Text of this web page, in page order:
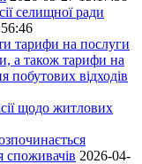
селищної ради
тарифи на послуги
а також тарифи на
побутових відходів
щодо житлових
споживачів 2026-04-